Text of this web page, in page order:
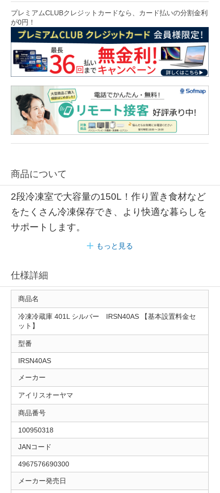
プレミアムCLUBクレジットカードなら、カード払いの分割金利
が0円！
商品について
2段冷凍室で大容量の150L！作り置き食材など
をたくさん冷凍保存でき、より快適な暮らしを
サポートします。
もっと見る
仕様詳細
商品名
冷凍冷蔵庫 401L シルバー IRSN40AS 【基本設置料金セ
ット】
型番
IRSN40AS
メーカー
アイリスオーヤマ
商品番号
100950318
JANコード
4967576690300
メーカー発売日